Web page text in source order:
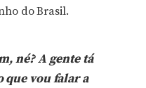
do Brasil.
né? A gente tá
que vou falar a